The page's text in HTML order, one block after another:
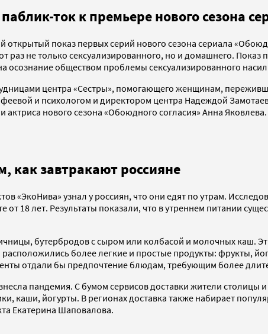
ток к премьере нового сезона
открытый показ первых серий нового сезона сериала
раз не только сексуализированного, но и домашнего.
обществом проблемы сексуализированного
центра «Сестры», помогающего женщинам,
и психологом и директором центра Надеждой
нового сезона «Обоюдного согласия» Анна Яковлева.
как завтракают россияне
«ЭкоНива» узнал у россиян, что они едят по утрам.
от 18 лет. Результаты показали, что в утреннем питании
бутербродов с сыром или колбасой и молочных каш.
более легкие и простые продукты: фрукты,
отдали бы предпочтение блюдам, требующим более
пандемия. С бумом сервисов доставки жители столицы
каши, йогурты. В регионах доставка также набирает
Екатерина Шаповалова.